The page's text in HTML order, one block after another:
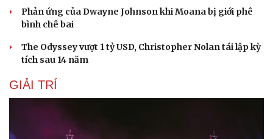
Phản ứng của Dwayne Johnson khi Moana bị giới phê
bình chê bai
The Odyssey vượt 1 tỷ USD, Christopher Nolan tái lập kỳ
tích sau 14 năm
GIẢI TRÍ